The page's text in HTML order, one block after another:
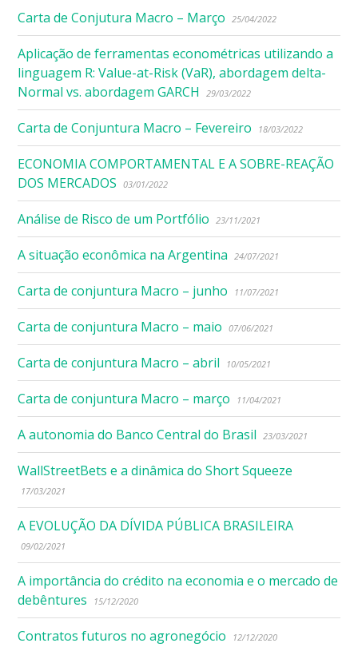
Carta de Conjutura Macro – Março 25/04/2022
Aplicação de ferramentas econométricas utilizando a
linguagem R: Value-at-Risk (VaR), abordagem delta-
Normal vs. abordagem GARCH
29/03/2022
Carta de Conjuntura Macro – Fevereiro 18/03/2022
ECONOMIA COMPORTAMENTAL E A SOBRE-REAÇÃO
DOS MERCADOS
03/01/2022
Análise de Risco de um Portfólio 23/11/2021
A situação econômica na Argentina 24/07/2021
Carta de conjuntura Macro – junho 11/07/2021
Carta de conjuntura Macro – maio 07/06/2021
Carta de conjuntura Macro – abril 10/05/2021
Carta de conjuntura Macro – março 11/04/2021
A autonomia do Banco Central do Brasil 23/03/2021
WallStreetBets e a dinâmica do Short Squeeze
17/03/2021
A EVOLUÇÃO DA DÍVIDA PÚBLICA BRASILEIRA
09/02/2021
A importância do crédito na economia e o mercado de
debêntures
15/12/2020
Contratos futuros no agronegócio 12/12/2020